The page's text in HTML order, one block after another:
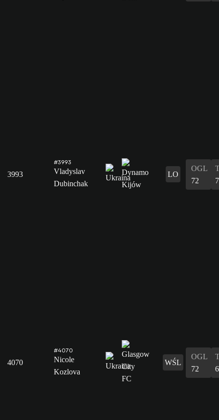
3993
#3993
Vladyslav
Dubinchak
LO
OGL
72
4070
#4070
Nicole
Kozlova
WŚL
OGL
72